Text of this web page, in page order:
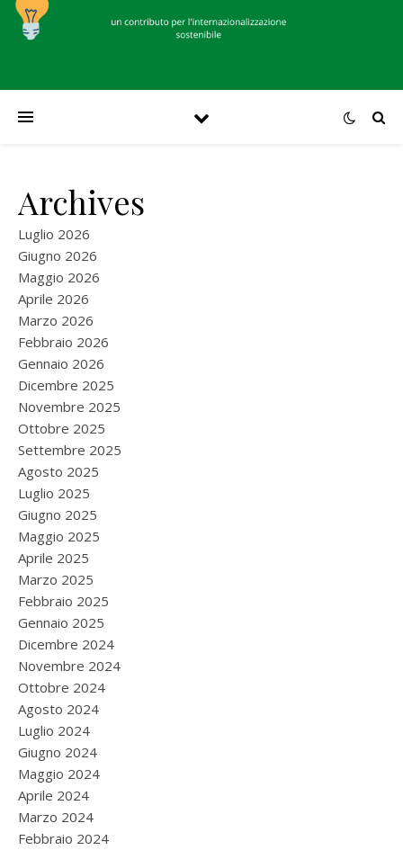
Archives
Luglio 2026
Giugno 2026
Maggio 2026
Aprile 2026
Marzo 2026
Febbraio 2026
Gennaio 2026
Dicembre 2025
Novembre 2025
Ottobre 2025
Settembre 2025
Agosto 2025
Luglio 2025
Giugno 2025
Maggio 2025
Aprile 2025
Marzo 2025
Febbraio 2025
Gennaio 2025
Dicembre 2024
Novembre 2024
Ottobre 2024
Agosto 2024
Luglio 2024
Giugno 2024
Maggio 2024
Aprile 2024
Marzo 2024
Febbraio 2024